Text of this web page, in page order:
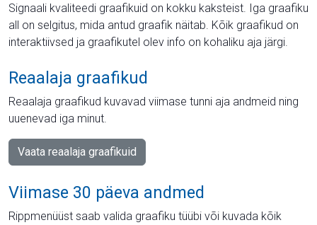
Signaali kvaliteedi graafikuid on kokku kaksteist. Iga graafiku
all on selgitus, mida antud graafik näitab. Kõik graafikud on
interaktiivsed ja graafikutel olev info on kohaliku aja järgi.
Reaalaja graafikud
Reaalaja graafikud kuvavad viimase tunni aja andmeid ning
uuenevad iga minut.
Vaata reaalaja graafikuid
Viimase 30 päeva andmed
Rippmenüüst saab valida graafiku tüübi või kuvada kõik